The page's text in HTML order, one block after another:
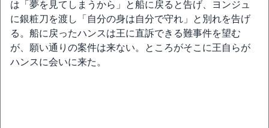
は「夢を見てしまうから」と船に戻ると告げ、ヨンジュ
に銀粧刀を渡し「自分の身は自分で守れ」と別れを告げ
る。船に戻ったハンスは王に直訴できる難事件を望む
が、願い通りの案件は来ない。ところがそこに王自らが
ハンスに会いに来た。